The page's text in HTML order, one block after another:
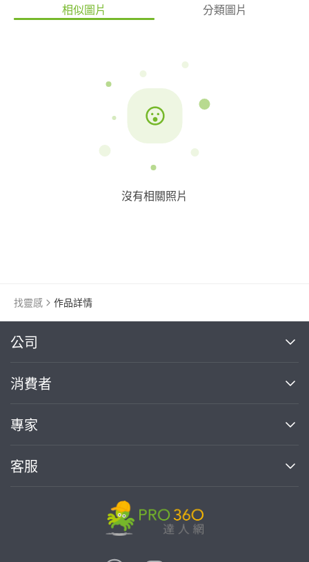
相似圖片 分類圖片
沒有相關照片
找靈感 作品詳情
公司
關於我們
部落格
加入我們
消費者
買服務
熱門服務
專家
案件中心
客服
繼續完成